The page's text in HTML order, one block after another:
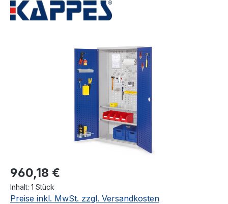
Bildergalerie überspringen
960,18 €
Inhalt: 1 Stück
Preise inkl. MwSt. zzgl. Versandkosten